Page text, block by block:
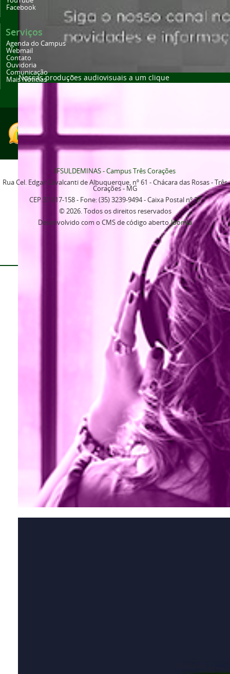
Nossas produções audiovisuais a um clique
Facebook
Serviços
Agenda do Campus
Webmail
Contato
Ouvidoria
Comunicação
Mais Notícias
IFSULDEMINAS - Campus Três Corações
Rua Cel. Edgar Cavalcanti de Albuquerque, nº 61 - Chácara das Rosas - Três
Corações - MG
CEP 37.417-158 - Fone: (35) 3239-9494 - Caixa Postal nº 37
© 2026. Todos os direitos reservados
Desenvolvido com o CMS de código abertoJoomla
Voltar para o topo